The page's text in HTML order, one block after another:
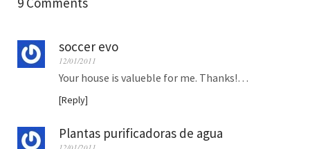
soccer evo
12/01/2011
Your house is valueble for me. Thanks!…
Reply
Plantas purificadoras de agua